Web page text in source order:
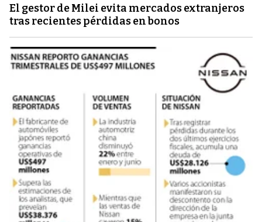
El gestor de Milei evita mercados extranjeros
tras recientes pérdidas en bonos